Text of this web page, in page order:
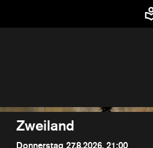
Zweiland
Donnerstag 27.8.2026, 21:00